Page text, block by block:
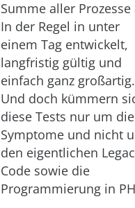
Summe aller Prozesse
In der Regel in unter
einem Tag entwickelt,
langfristig gültig und
einfach ganz großartig.
Und doch kümmern
diese Tests nur um die
Symptome und nicht
den eigentlichen
Code sowie die
Programmierung in